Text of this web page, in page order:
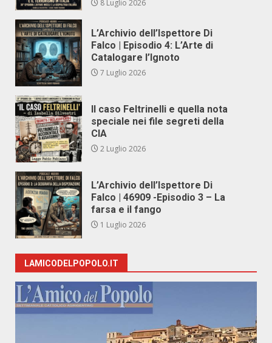
8 Luglio 2026
L’Archivio dell’Ispettore Di
Falco | Episodio 4: L’Arte di
Catalogare l’Ignoto
7 Luglio 2026
Il caso Feltrinelli e quella nota
speciale nei file segreti della
CIA
2 Luglio 2026
L’Archivio dell’Ispettore Di
Falco | 46909 -Episodio 3 – La
farsa e il fango
1 Luglio 2026
LAMICODELPOPOLO.IT